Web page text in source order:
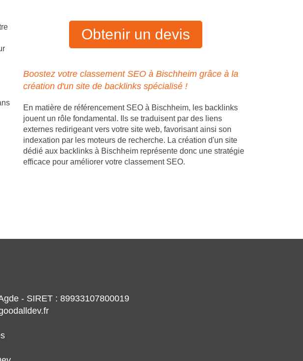
Obtenir un devis
Boostez votre classement SEO à Bischheim grâce à la
création d'un site de backlinks spécialisé !
En matière de référencement SEO à Bischheim, les backlinks
jouent un rôle fondamental. Ils se traduisent par des liens
externes redirigeant vers votre site web, favorisant ainsi son
indexation par les moteurs de recherche. La création d'un site
dédié aux backlinks à Bischheim représente donc une stratégie
efficace pour améliorer votre classement SEO.
- SIRET : 89933107800019